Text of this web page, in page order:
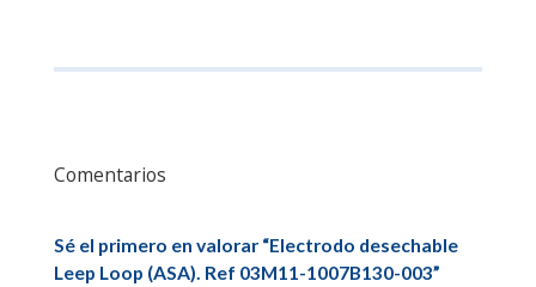
Comentarios
Sé el primero en valorar “Electrodo desechable
Leep Loop (ASA). Ref 03M11-1007B130-003”